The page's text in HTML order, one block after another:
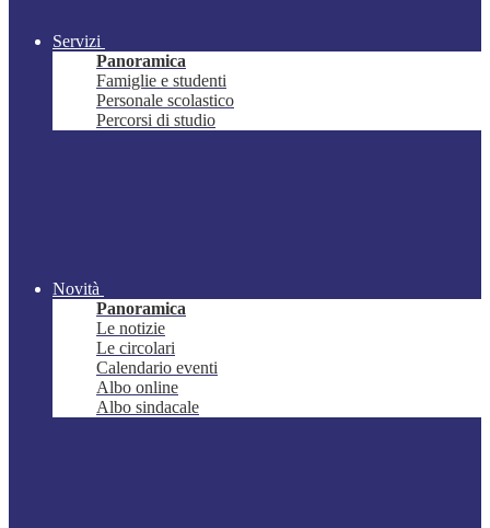
Servizi
Panoramica
Famiglie e studenti
Personale scolastico
Percorsi di studio
Novità
Panoramica
Le notizie
Le circolari
Calendario eventi
Albo online
Albo sindacale